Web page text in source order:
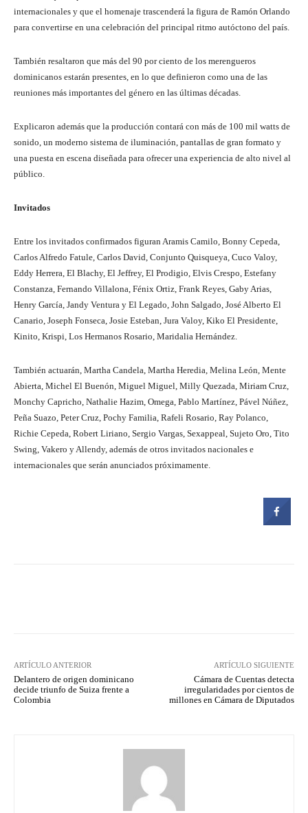
internacionales y que el homenaje trascenderá la figura de Ramón Orlando
para convertirse en una celebración del principal ritmo autóctono del país.
También resaltaron que más del 90 por ciento de los merengueros
dominicanos estarán presentes, en lo que definieron como una de las
reuniones más importantes del género en las últimas décadas.
Explicaron además que la producción contará con más de 100 mil watts de
sonido, un moderno sistema de iluminación, pantallas de gran formato y
una puesta en escena diseñada para ofrecer una experiencia de alto nivel al
público.
Invitados
Entre los invitados confirmados figuran Aramis Camilo, Bonny Cepeda,
Carlos Alfredo Fatule, Carlos David, Conjunto Quisqueya, Cuco Valoy,
Eddy Herrera, El Blachy, El Jeffrey, El Prodigio, Elvis Crespo, Estefany
Constanza, Fernando Villalona, Fénix Ortiz, Frank Reyes, Gaby Arias,
Henry García, Jandy Ventura y El Legado, John Salgado, José Alberto El
Canario, Joseph Fonseca, Josie Esteban, Jura Valoy, Kiko El Presidente,
Kinito, Krispi, Los Hermanos Rosario, Maridalia Hernández.
También actuarán, Martha Candela, Martha Heredia, Melina León, Mente
Abierta, Michel El Buenón, Miguel Miguel, Milly Quezada, Miriam Cruz,
Monchy Capricho, Nathalie Hazim, Omega, Pablo Martínez, Pável Núñez,
Peña Suazo, Peter Cruz, Pochy Familia, Rafeli Rosario, Ray Polanco,
Richie Cepeda, Robert Liriano, Sergio Vargas, Sexappeal, Sujeto Oro, Tito
Swing, Vakero y Allendy, además de otros invitados nacionales e
internacionales que serán anunciados próximamente.
ARTÍCULO ANTERIOR
Delantero de origen dominicano
decide triunfo de Suiza frente a
Colombia
ARTÍCULO SIGUIENTE
Cámara de Cuentas detecta
irregularidades por cientos de
millones en Cámara de Diputados